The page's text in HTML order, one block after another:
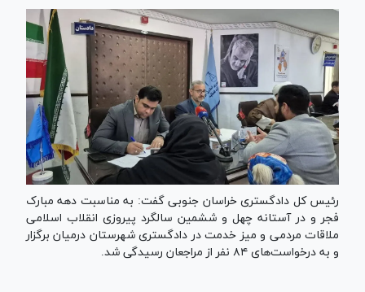
رئیس کل دادگستری خراسان جنوبی گفت: به مناسبت دهه مبارک
فجر و در آستانه چهل و ششمین سالگرد پیروزی انقلاب اسلامی
ملاقات مردمی و میز خدمت در دادگستری شهرستان درمیان برگزار
و به درخواست‌های ۸۴ نفر از مراجعان رسیدگی شد.